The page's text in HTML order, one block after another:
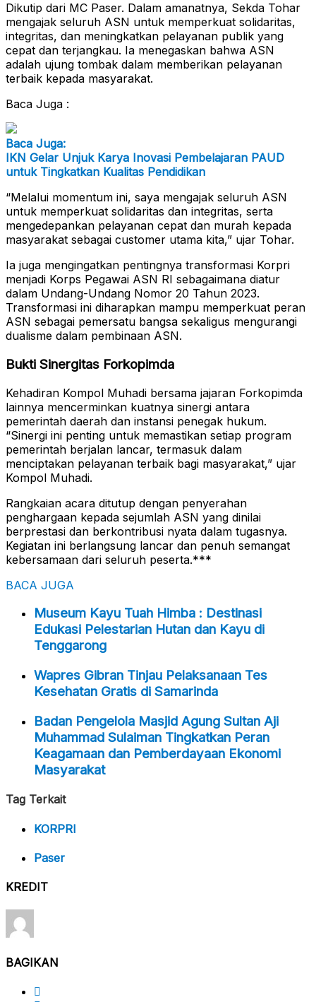
Dikutip dari MC Paser. Dalam amanatnya, Sekda Tohar
mengajak seluruh ASN untuk memperkuat solidaritas,
integritas, dan meningkatkan pelayanan publik yang
cepat dan terjangkau. Ia menegaskan bahwa ASN
adalah ujung tombak dalam memberikan pelayanan
terbaik kepada masyarakat.
Baca Juga :
Baca Juga:
IKN Gelar Unjuk Karya Inovasi Pembelajaran PAUD
untuk Tingkatkan Kualitas Pendidikan
“Melalui momentum ini, saya mengajak seluruh ASN
untuk memperkuat solidaritas dan integritas, serta
mengedepankan pelayanan cepat dan murah kepada
masyarakat sebagai customer utama kita,” ujar Tohar.
Ia juga mengingatkan pentingnya transformasi Korpri
menjadi Korps Pegawai ASN RI sebagaimana diatur
dalam Undang-Undang Nomor 20 Tahun 2023.
Transformasi ini diharapkan mampu memperkuat peran
ASN sebagai pemersatu bangsa sekaligus mengurangi
dualisme dalam pembinaan ASN.
Bukti Sinergitas Forkopimda
Kehadiran Kompol Muhadi bersama jajaran Forkopimda
lainnya mencerminkan kuatnya sinergi antara
pemerintah daerah dan instansi penegak hukum.
“Sinergi ini penting untuk memastikan setiap program
pemerintah berjalan lancar, termasuk dalam
menciptakan pelayanan terbaik bagi masyarakat,” ujar
Kompol Muhadi.
Rangkaian acara ditutup dengan penyerahan
penghargaan kepada sejumlah ASN yang dinilai
berprestasi dan berkontribusi nyata dalam tugasnya.
Kegiatan ini berlangsung lancar dan penuh semangat
kebersamaan dari seluruh peserta.***
BACA JUGA
Museum Kayu Tuah Himba : Destinasi
Edukasi Pelestarian Hutan dan Kayu di
Tenggarong
Wapres Gibran Tinjau Pelaksanaan Tes
Kesehatan Gratis di Samarinda
Badan Pengelola Masjid Agung Sultan Aji
Muhammad Sulaiman Tingkatkan Peran
Keagamaan dan Pemberdayaan Ekonomi
Masyarakat
Tag Terkait
KORPRI
Paser
KREDIT
BAGIKAN